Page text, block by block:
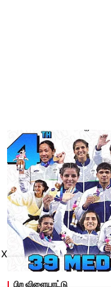
பிற விளையாட்டு
X